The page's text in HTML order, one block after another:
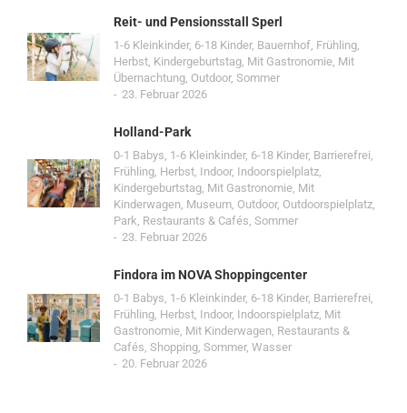
Reit- und Pensionsstall Sperl
1-6 Kleinkinder, 6-18 Kinder, Bauernhof, Frühling,
Herbst, Kindergeburtstag, Mit Gastronomie, Mit
Übernachtung, Outdoor, Sommer
23. Februar 2026
Holland-Park
0-1 Babys, 1-6 Kleinkinder, 6-18 Kinder, Barrierefrei,
Frühling, Herbst, Indoor, Indoorspielplatz,
Kindergeburtstag, Mit Gastronomie, Mit
Kinderwagen, Museum, Outdoor, Outdoorspielplatz,
Park, Restaurants & Cafés, Sommer
23. Februar 2026
Findora im NOVA Shoppingcenter
0-1 Babys, 1-6 Kleinkinder, 6-18 Kinder, Barrierefrei,
Frühling, Herbst, Indoor, Indoorspielplatz, Mit
Gastronomie, Mit Kinderwagen, Restaurants &
Cafés, Shopping, Sommer, Wasser
20. Februar 2026